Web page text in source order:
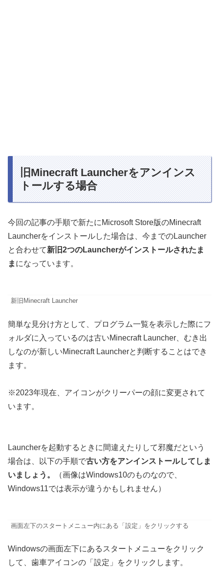
旧Minecraft Launcherをアンインス
トールする場合
今回の記事の手順で新たにMicrosoft Store版のMinecraft
Launcherをインストールした場合は、今までのLauncher
と合わせて新旧2つのLauncherがインストールされたま
ま になっています。
新旧Minecraft Launcher
簡単な見分け方として、プログラム一覧を表示した際にフ
ォルダに入っているのは古いMinecraft Launcher、むき出
しなのが新しいMinecraft Launcherと判断することはでき
ます。
※2023年現在、アイコンがクリーパーの顔に変更されて
います。
Launcherを起動するときに間違えたりして邪魔だという
場合は、以下の手順で古い方をアンインストールしてしま
いましょう。
（画像はWindows10のものなので、
Windows11では表示が違うかもしれません）
画面左下のスタートメニュー内にある「設定」をクリックする
Windowsの画面左下にあるスタートメニューをクリック
して、歯車アイコンの「設定」をクリックします。